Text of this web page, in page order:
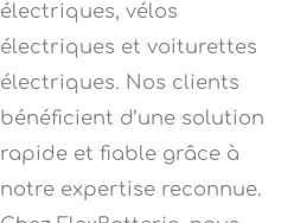
électriques, vélos
électriques et voiturettes
électriques. Nos clients
bénéficient d’une solution
rapide et fiable grâce à
notre expertise reconnue.